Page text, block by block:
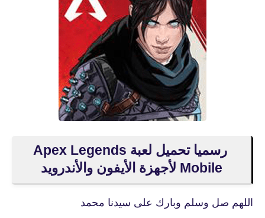
رسميا تحميل لعبة Apex Legends
Mobile لأجهزة الأيفون والأندرويد
اللهم صل وسلم وبارك على سيدنا محمد